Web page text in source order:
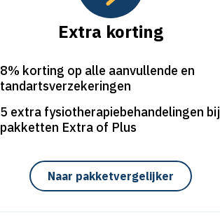
Extra korting
8% korting op alle aanvullende en
tandartsverzekeringen
5 extra fysiotherapiebehandelingen bij
pakketten Extra of Plus
Naar pakketvergelijker